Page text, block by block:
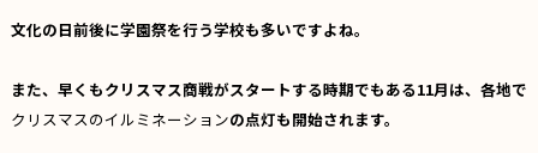
文化の日前後に学園祭を行う学校も多いですよね。
また、早くもクリスマス商戦がスタートする時期でもある11月は、各地で
クリスマスのイルミネーションの点灯も開始されます。